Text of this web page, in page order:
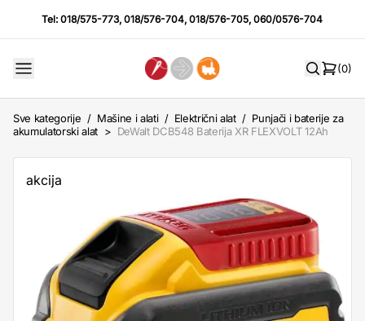
Tel:018/575-773,018/576-704,018/576-705,060/0576-704
(0)
Sve kategorije / Mašine i alati / Električni alat / Punjači i baterije za
akumulatorski alat > DeWalt DCB548 Baterija XR FLEXVOLT 12Ah
akcija